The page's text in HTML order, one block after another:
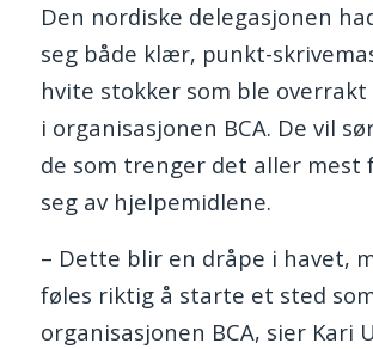
Den nordiske delegasjonen
seg både klær, punkt-
hvite stokker som ble
i organisasjonen BCA. De vil
de som trenger det aller mest
seg av hjelpemidlene.
– Dette blir en dråpe i havet,
føles riktig å starte et sted
organisasjonen BCA, sier Kari